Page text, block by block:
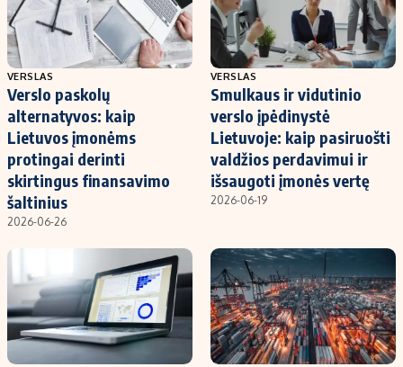
VERSLAS
Verslo paskolų
alternatyvos: kaip
Lietuvos įmonėms
protingai derinti
skirtingus finansavimo
šaltinius
2026-06-26
VERSLAS
Smulkaus ir vidutinio
verslo įpėdinystė
Lietuvoje: kaip pasiruošti
valdžios perdavimui ir
išsaugoti įmonės vertę
2026-06-19